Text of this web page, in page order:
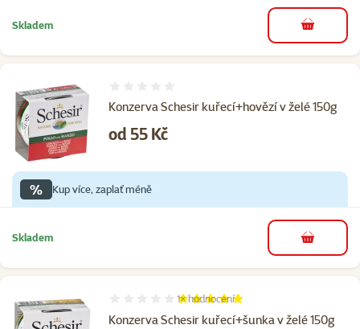
Skladem do košíku
Konzerva Schesir kuřecí+hovězí v želé 150g
Cena
od 55 Kč
% Kup více, zaplať méně
Skladem do košíku
Konzerva Schesir kuřecí+šunka v želé 150g
Hodnocení 100%, počet hodnocení: 1
1×hodnocení